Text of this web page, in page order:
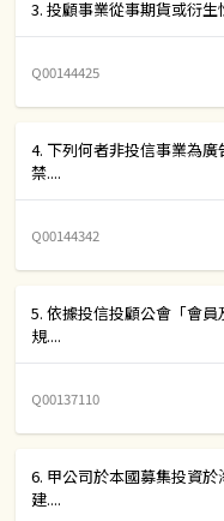
3. 投顧事業從事期貨或衍
Q00144425
4. 下列何者非投信事業為
禁....
Q00144342
5. 依據投信投顧公會「會員
規....
Q00137110
6. 甲公司於本國募集投資
建....